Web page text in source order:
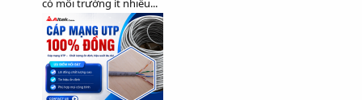
có môi trường ít nhiễu...